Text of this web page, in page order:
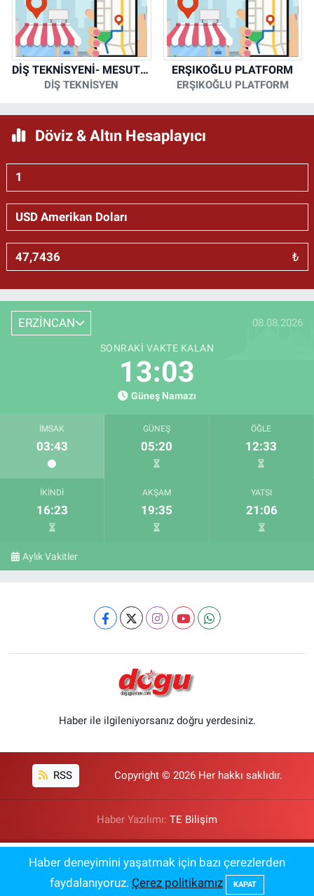
DİŞ TEKNİSYENİ- MESUT KORKMAZ
DİŞ TEKNİSYEN
ERŞIKOĞLU PLATFORM
ERŞIKOĞLU PLATFORM
Döviz & Altın Hesaplayıcı
₺
ERZİNCAN 08.08.2026
SONRAKI VAKTE KALAN
13:02
Güneş Namazı
İMSAK
03:43
GÜNEŞ
05:20
ÖĞLE
12:33
İKINDI
16:23
AKŞAM
19:35
YATSI
21:06
Aylık Vakitler
Haber ile ilgileniyorsanız doğru yerdesiniz.
RSS Copyright © 2026 Her hakkı saklıdır.
Haber Yazılımı: TE Bilişim
Haber deneyimini yaşatmak için bazı çerezlerden
faydalanıyoruz. Çerez politikamız KAPAT
08:00 Öğretmen Açığı En Çok Olan 12 İl
Açıklandı